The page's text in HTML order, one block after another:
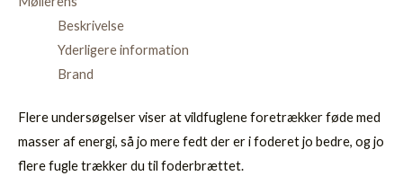
Beskrivelse
Yderligere information
Brand
Flere undersøgelser viser at vildfuglene foretrækker føde med
masser af energi, så jo mere fedt der er i foderet jo bedre, og jo
flere fugle trækker du til foderbrættet.